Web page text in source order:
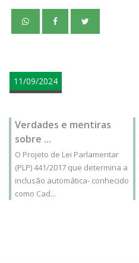
11/09/2024
Verdades e mentiras
sobre ...
O Projeto de Lei Parlamentar
(PLP) 441/2017 que determina a
inclusão automática- conhecido
como Cad...